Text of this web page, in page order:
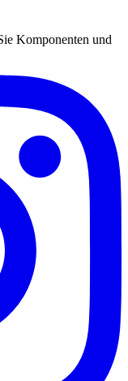
Komponenten und